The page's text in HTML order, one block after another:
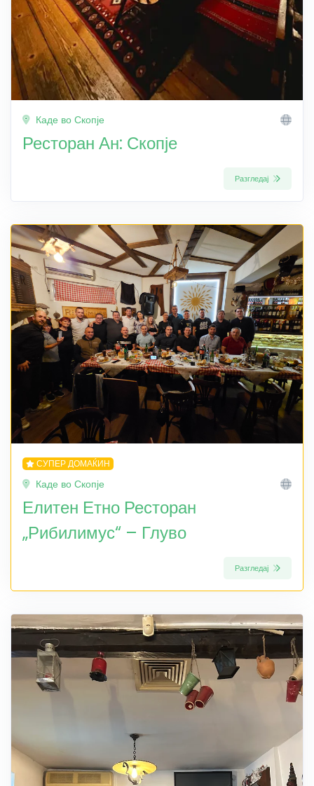
Каде во Скопје
Ресторан Ан: Скопје
Разгледај
СУПЕР ДОМАЌИН
Каде во Скопје
Елитен Етно Ресторан
„Рибилимус“ – Глуво
Разгледај